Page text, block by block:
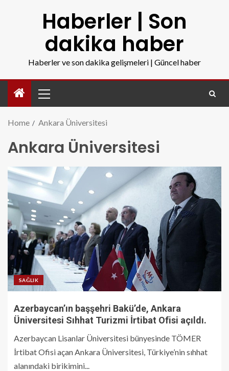
Haberler | Son
dakika haber
Haberler ve son dakika gelişmeleri | Güncel haber
Home Ankara Üniversitesi
Ankara Üniversitesi
SAĞLIK
Azerbaycan’ın başşehri Bakü’de, Ankara
Üniversitesi Sıhhat Turizmi İrtibat Ofisi açıldı.
Azerbaycan Lisanlar Üniversitesi bünyesinde TÖMER
İrtibat Ofisi açan Ankara Üniversitesi, Türkiye’nin sıhhat
alanındaki birikimini...